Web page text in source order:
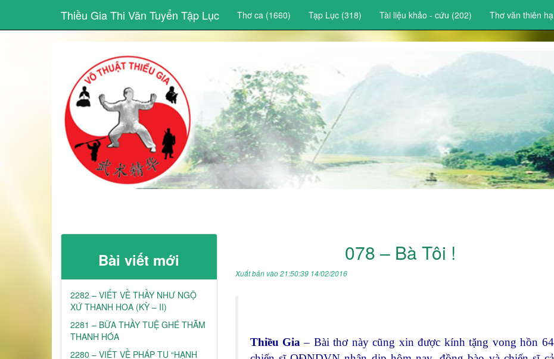
Thiều Gia Thi Văn Tuyển Tập Lục Thơ ca (1660) Tạp Lục (318) Tài liệu khảo - cứu (202) Thơ văn thiên
Bài viết mới
2282 – VIẾT VỀ THẦY NHƯ NGỘ
XỨ THANH HOA (KỲ – II)
2281 – BỮA THẦY TUỆ GHÉ THĂM
THANH HÓA
2280 – VIẾT VỀ PHÁP TU “HẠNH
078 – Bà Tôi !
Xuất bản vào 21:50:39 14/02/2016
Thiều Gia– Bài thơ này cũng xin được kính tặng vong hồn 64